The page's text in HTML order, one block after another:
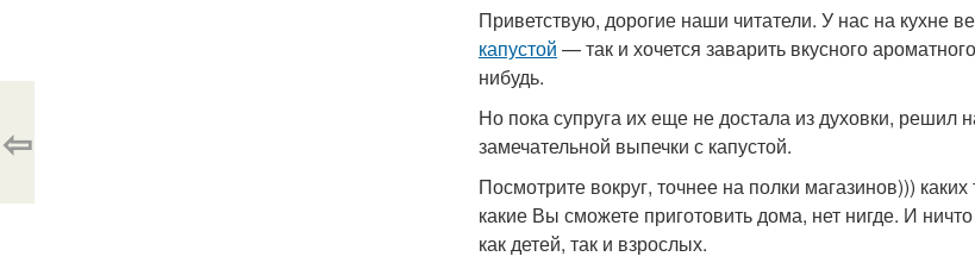
Приветствую, дорогие наши читатели. У нас на кухне
капустой — так и хочется заварить вкусного
нибудь.
Но пока супруга их еще не достала из духовки,
замечательной выпечки с капустой.
Посмотрите вокруг, точнее на полки магазинов)))
какие Вы сможете приготовить дома, нет нигде. И
как детей, так и взрослых.
⇦